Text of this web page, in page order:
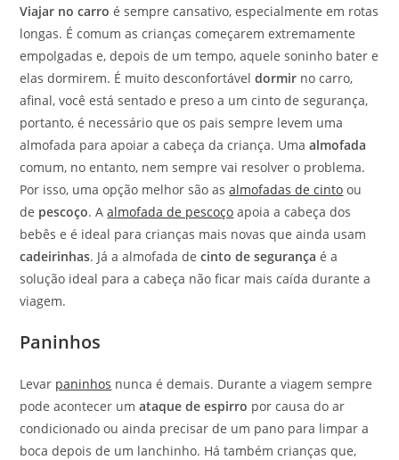
Viajar no carro é sempre cansativo, especialmente em rotas
longas. É comum as crianças começarem extremamente
empolgadas e, depois de um tempo, aquele soninho bater e
elas dormirem. É muito desconfortáveldormir no carro,
afinal, você está sentado e preso a um cinto de segurança,
portanto, é necessário que os pais sempre levem uma
almofada para apoiar a cabeça da criança. Umaalmofada
comum, no entanto, nem sempre vai resolver o problema.
Por isso, uma opção melhor são asalmofadas de cinto ou
de pescoço. Aalmofada de pescoço apoia a cabeça dos
bebês e é ideal para crianças mais novas que ainda usam
cadeirinhas. Já a almofada decinto de segurança é a
solução ideal para a cabeça não ficar mais caída durante a
viagem.
Paninhos
Levar paninhos nunca é demais. Durante a viagem sempre
pode acontecer umataque de espirro por causa do ar
condicionado ou ainda precisar de um pano para limpar a
boca depois de um lanchinho. Há também crianças que,